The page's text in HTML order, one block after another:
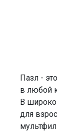
Пазл -
в любой
В
для